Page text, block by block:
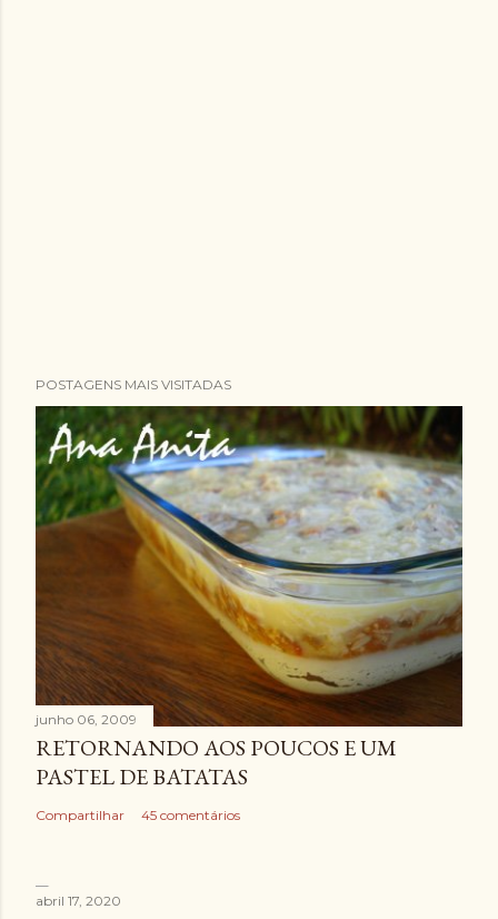
POSTAGENS MAIS VISITADAS
junho 06, 2009
RETORNANDO AOS POUCOS E UM
PASTEL DE BATATAS
Compartilhar 45 comentários
abril 17, 2020